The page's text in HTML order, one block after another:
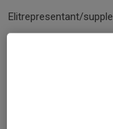
Elitrepresentant/
Valberedningens